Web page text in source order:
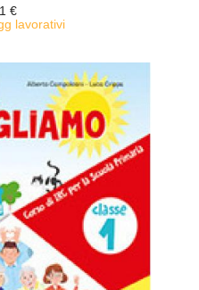
€
lavorativi